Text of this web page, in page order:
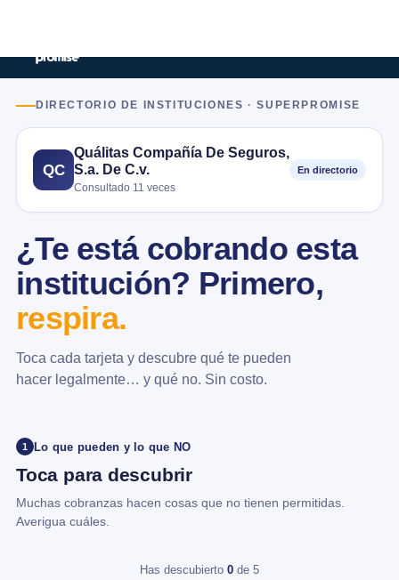
DIRECTORIO DE INSTITUCIONES · SUPERPROMISE
QC
Quálitas Compañía De Seguros,
S.a. De C.v.
Consultado 11 veces
En directorio
¿Te está cobrando esta
institución? Primero,
respira.
Toca cada tarjeta y descubre qué te pueden
hacer legalmente… y qué no. Sin costo.
1 Lo que pueden y lo que NO
Toca para descubrir
Muchas cobranzas hacen cosas que no tienen permitidas.
Averigua cuáles.
Has descubierto 0 de 5